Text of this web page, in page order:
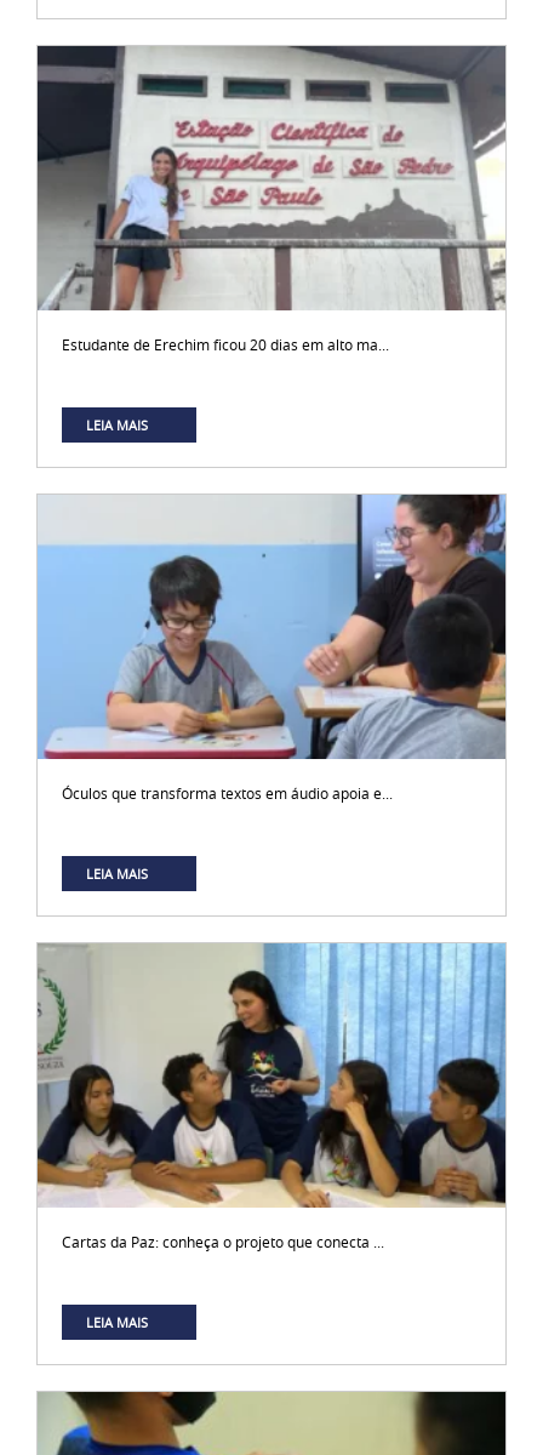
Estudante de Erechim ficou 20 dias em alto ma...
LEIA MAIS
Óculos que transforma textos em áudio apoia e...
LEIA MAIS
Cartas da Paz: conheça o projeto que conecta ...
LEIA MAIS